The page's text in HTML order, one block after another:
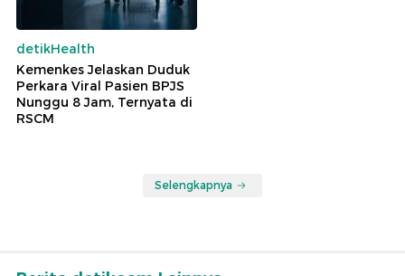
detikHealth
Kemenkes Jelaskan Duduk
Perkara Viral Pasien BPJS
Nunggu 8 Jam, Ternyata di
RSCM
Selengkapnya